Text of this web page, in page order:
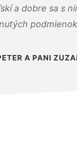
a dobre sa s
A PANI